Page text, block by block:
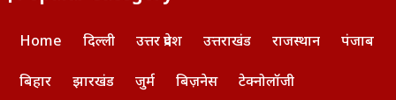
Home दिल्ली उत्तर प्रदेश उत्तराखंड राजस्थान पंजाब
बिहार झारखंड जुर्म बिज़नेस टेक्नोलॉजी